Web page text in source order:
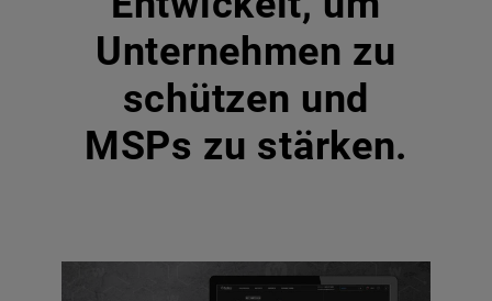
Unternehmen zu
schützen und
MSPs zu stärken.